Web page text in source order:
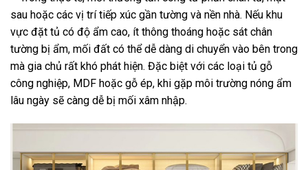
sau hoặc các vị trí tiếp xúc gần tường và nền nhà. Nếu khu
vực đặt tủ có độ ẩm cao, ít thông thoáng hoặc sát chân
tường bị ẩm, mối đất có thể dễ dàng di chuyển vào bên trong
mà gia chủ rất khó phát hiện. Đặc biệt với các loại tủ gỗ
công nghiệp, MDF hoặc gỗ ép, khi gặp môi trường nóng ẩm
lâu ngày sẽ càng dễ bị mối xâm nhập.